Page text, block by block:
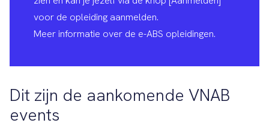
voor de opleiding aanmelden.
Meer informatie over de e-ABS opleidingen.
Dit zijn de aankomende VNAB
events